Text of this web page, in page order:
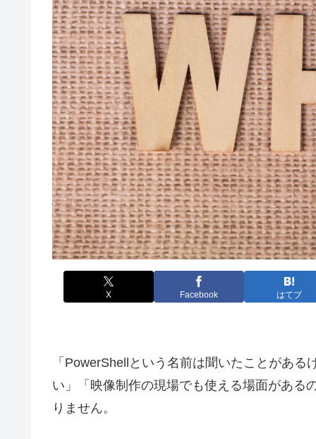
X Facebook はてブ
「PowerShellという名前は聞いたことがあ
い」「映像制作の現場でも使える場面があ
りません。